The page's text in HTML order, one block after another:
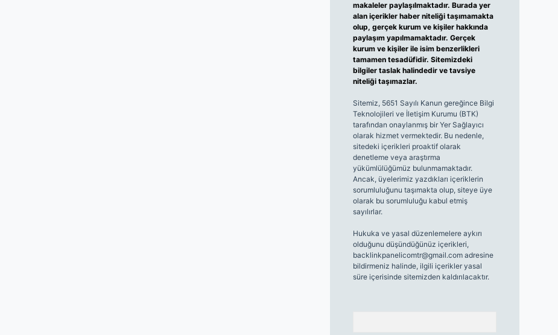
makaleler paylaşılmaktadır. Burada yer
alan içerikler haber niteliği taşımamakta
olup, gerçek kurum ve kişiler hakkında
paylaşım yapılmamaktadır. Gerçek
kurum ve kişiler ile isim benzerlikleri
tamamen tesadüfidir. Sitemizdeki
bilgiler taslak halindedir ve tavsiye
niteliği taşımazlar.
Sitemiz, 5651 Sayılı Kanun gereğince Bilgi
Teknolojileri ve İletişim Kurumu (BTK)
tarafından onaylanmış bir Yer Sağlayıcı
olarak hizmet vermektedir. Bu nedenle,
sitedeki içerikleri proaktif olarak
denetleme veya araştırma
yükümlülüğümüz bulunmamaktadır.
Ancak, üyelerimiz yazdıkları içeriklerin
sorumluluğunu taşımakta olup, siteye üye
olarak bu sorumluluğu kabul etmiş
sayılırlar.
Hukuka ve yasal düzenlemelere aykırı
olduğunu düşündüğünüz içerikleri,
backlinkpanelicomtr@gmail.comadresine
bildirmeniz halinde, ilgili içerikler yasal
süre içerisinde sitemizden kaldırılacaktır.